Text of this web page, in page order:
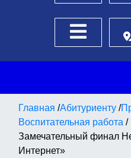
Боковое
Главная /Абитуриенту /
Воспитательная работа /
Замечательный финал
Интернет»